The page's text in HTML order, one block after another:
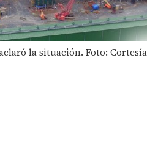
la situación. Foto: Cortesía